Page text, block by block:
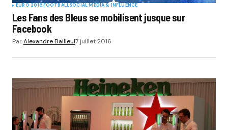
EURO 2016FOOTBALLSOCIAL MÉDIA & INFLUENCE
Les Fans des Bleus se mobilisent jusque sur
Facebook
ParAlexandre Bailleul7 juillet 2016